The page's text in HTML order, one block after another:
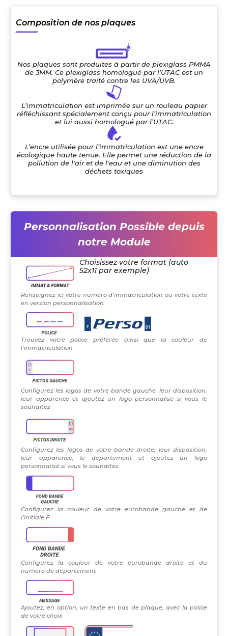
Composition de nos plaques
Nos plaques sont produites à partir de plexiglass PMMA
de 3MM. Ce plexiglass homologué par l’UTAC est un
polymère traité contre les UVA/UVB.
L’immatriculation est imprimée sur un rouleau papier
réfléchissant spécialement conçu pour l’immatriculation
et lui aussi homologué par l’UTAC.
L’encre utilisée pour l’immatriculation est une encre
écologique haute tenue. Elle permet une réduction de la
pollution de l'air et de l'eau et une diminution des
déchets toxiques
Personnalisation Possible depuis
notre Module
Choisissez votre format (auto
52x11 par exemple)
Renseignez ici votre numéro d’immatriculation ou votre texte
en version personnalisation
Trouvez votre police préférée ainsi que la couleur de
l’immatriculation
Configurez les logos de votre bande gauche, leur disposition,
leur apparence et ajoutez un logo personnalisé si vous le
souhaitez
Configurez les logos de votre bande droite, leur disposition,
leur apparence, le département et ajoutez un logo
personnalisé si vous le souhaitez
Configurez la couleur de votre eurobande gauche et de
l’initiale F
Configurez la couleur de votre eurobande droite et du
numéro de département
Ajoutez, en option, un texte en bas de plaque, avec la police
de votre choix